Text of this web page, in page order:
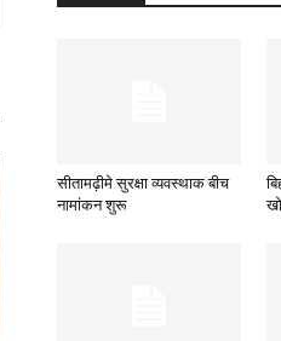
सीतामढ़ीमे सुरक्षा व्यवस्थाक बीच
नामांकन शुरू